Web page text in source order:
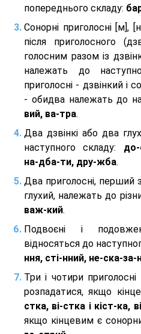
попереднього складу:
Сонорні приголосні [м],
після приголосного
голосним разом із
належать до
приголосні - дзвінкий і
- обидва належать до
вий, ва-тра.
Два дзвінкі або два
наступного складу:
на-дба-ти, дру-жба.
Два приголосні, перший
глухий, належать до
важ-кий.
Подвоєні і
відносяться до
ння, сті-нний, не-ска-
Три і чотири
розпадатися, якщо
стка, ві-стка і кіст-ка,
якщо кінцевим є